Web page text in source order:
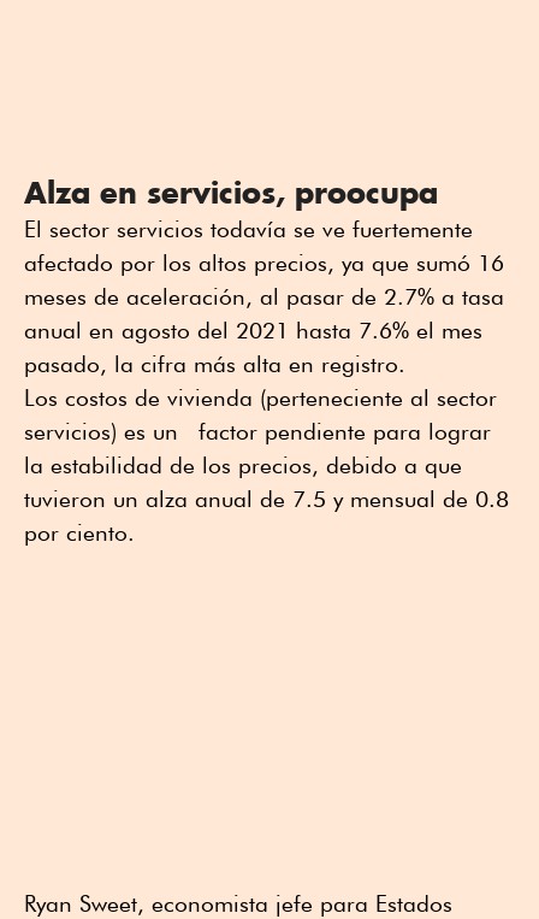
Alza en servicios, proocupa
El sector servicios todavía se ve fuertemente
afectado por los altos precios, ya que sumó 16
meses de aceleración, al pasar de 2.7% a tasa
anual en agosto del 2021 hasta 7.6% el mes
pasado, la cifra más alta en registro.
Los costos de vivienda (perteneciente al sector
servicios) es un factor pendiente para lograr
la estabilidad de los precios, debido a que
tuvieron un alza anual de 7.5 y mensual de 0.8
por ciento.
Ryan Sweet, economista jefe para Estados